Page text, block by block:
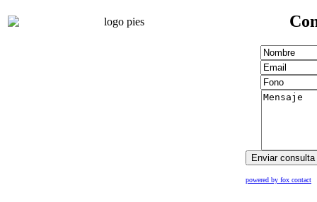
powered by fox contact